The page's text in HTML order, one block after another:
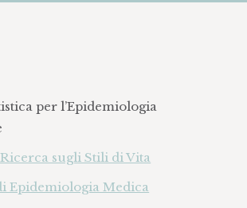
per l’Epidemiologia
sugli Stili di Vita
Epidemiologia Medica